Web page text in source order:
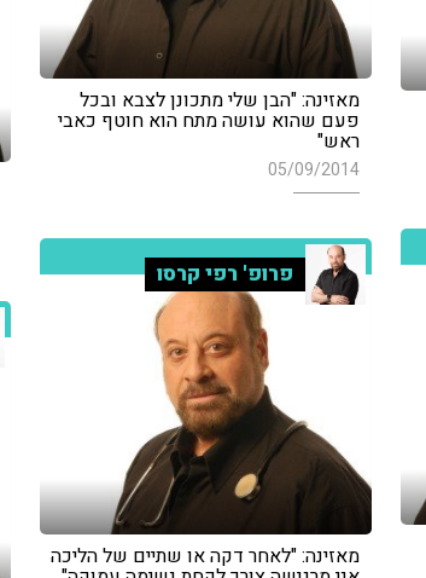
מאזינה: "הבן שלי מתכונן לצבא ובכל
פעם שהוא עושה מתח הוא חוטף כאבי
ראש"
05/09/2014
פרופ' רפי קרסו
מאזינה: "לאחר דקה או שתיים של הליכה